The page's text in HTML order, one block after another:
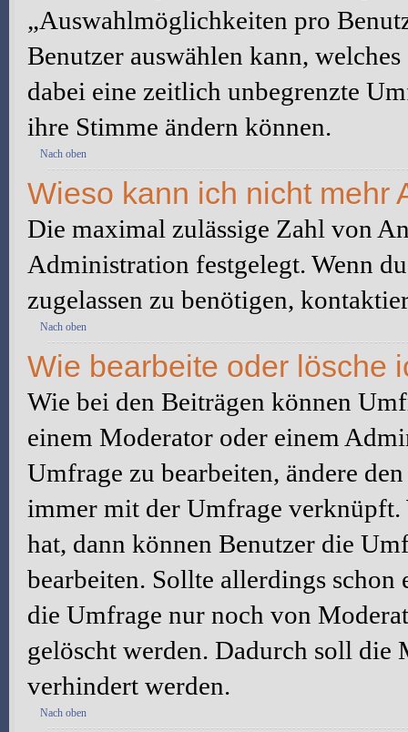
„Auswahlmöglichkeiten pro
Benutzer auswählen kann,
dabei eine zeitlich unbegrenzte
ihre Stimme ändern können.
Nach oben
Wieso kann ich nicht mehr
Die maximal zulässige Zahl von
Administration festgelegt. Wenn
zugelassen zu benötigen,
Nach oben
Wie bearbeite oder lösche
Wie bei den Beiträgen können
einem Moderator oder einem
Umfrage zu bearbeiten, ändere
immer mit der Umfrage verknüpft.
hat, dann können Benutzer die
bearbeiten. Sollte allerdings schon
die Umfrage nur noch von
gelöscht werden. Dadurch soll
verhindert werden.
Nach oben